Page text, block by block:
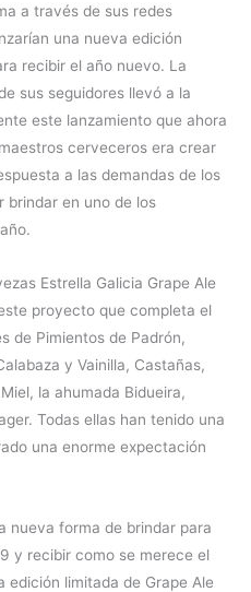
a través de sus redes
una nueva edición
recibir el año nuevo. La
sus seguidores llevó a la
este lanzamiento que ahora
cerveceros era crear
a las demandas de los
brindar en uno de los
Estrella Galicia Grape Ale
proyecto que completa el
de Pimientos de Padrón,
y Vainilla, Castañas,
la ahumada Bidueira,
Todas ellas han tenido una
una enorme expectación
nueva forma de brindar para
y recibir como se merece el
limitada de Grape Ale